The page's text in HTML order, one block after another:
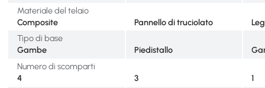
Materiale del telaio
Composite
Pannello di truciolato
Tipo di base
Gambe
Piedistallo
Numero di scomparti
4
3
1